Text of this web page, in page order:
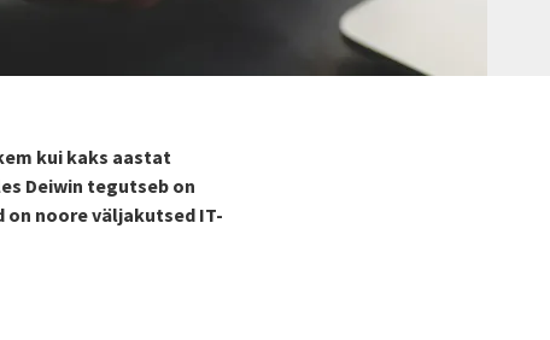
kui kaks aastat
Deiwin tegutseb on
noore väljakutsed IT-